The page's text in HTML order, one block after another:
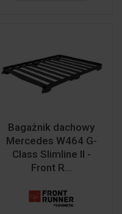
Bagażnik dachowy
Mercedes W464 G-
Class Slimline II -
Front R...